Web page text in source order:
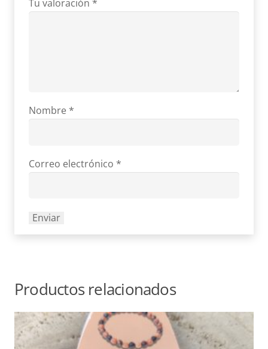
Tu valoración *
Nombre *
Correo electrónico *
Productos relacionados